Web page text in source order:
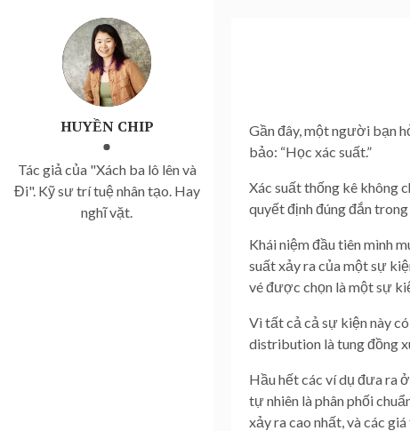
HUYỀN CHIP
Tác giả của "Xách ba lô lên và
Đi". Kỹ sư trí tuệ nhân tạo. Hay
nghĩ vặt.
Gần đây, một người bạn
bảo: “Học xác suất.”
Xác suất thống kê không
quyết định đúng đắn
Khái niệm đầu tiên mình
suất xảy ra của một sự
vé được chọn là một sự
Vì tất cả cả sự kiện này
distribution là tung đồng
Hầu hết các ví dụ đưa ra
tự nhiên là phân phối
xảy ra cao nhất, và các